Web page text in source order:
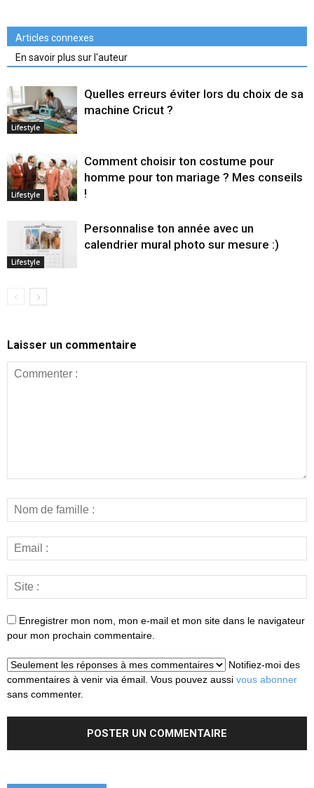
Articles connexes
En savoir plus sur l'auteur
Lifestyle
Quelles erreurs éviter lors du choix de sa
machine Cricut ?
Lifestyle
Comment choisir ton costume pour
homme pour ton mariage ? Mes conseils
!
Lifestyle
Personnalise ton année avec un
calendrier mural photo sur mesure :)
Laisser un commentaire
Enregistrer mon nom, mon e-mail et mon site dans le navigateur
pour mon prochain commentaire.
Notifiez-moi des
commentaires à venir via émail. Vous pouvez aussi vous abonner
sans commenter.